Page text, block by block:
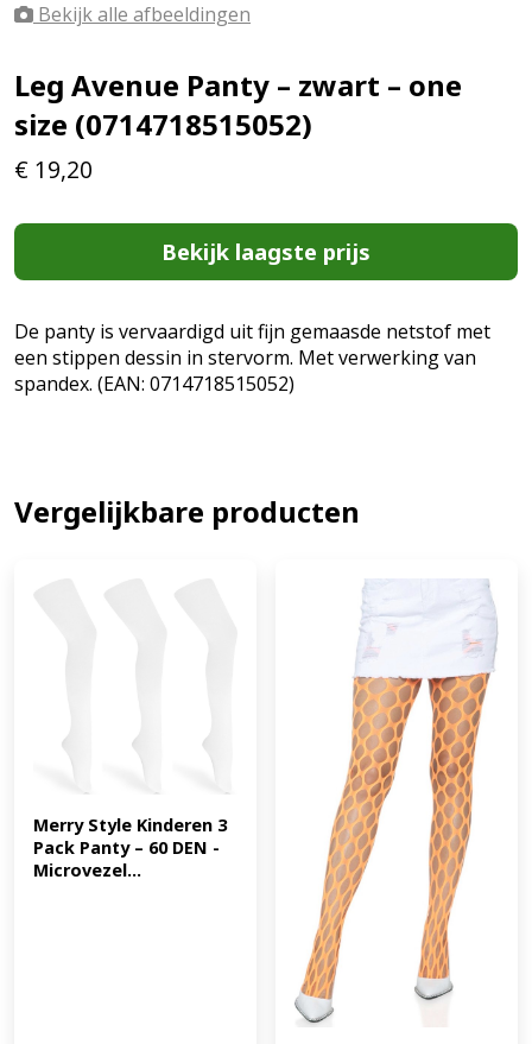
Bekijk alle afbeeldingen
Leg Avenue Panty – zwart – one
size (0714718515052)
€ 19,20
Bekijk laagste prijs
De panty is vervaardigd uit fijn gemaasde netstof met
een stippen dessin in stervorm. Met verwerking van
spandex. (EAN: 0714718515052)
Vergelijkbare producten
Merry Style Kinderen 3
Pack Panty – 60 DEN -
Microvezel...